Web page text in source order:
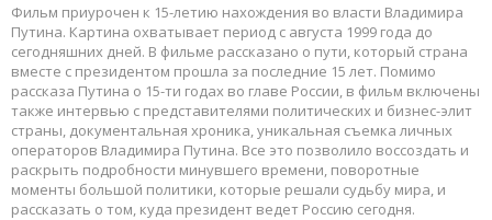
Фильм приурочен к 15-летию нахождения во власти Владимира
Путина. Картина охватывает период с августа 1999 года до
сегодняшних дней. В фильме рассказано о пути, который страна
вместе с президентом прошла за последние 15 лет. Помимо
рассказа Путина о 15-ти годах во главе России, в фильм включены
также интервью с представителями политических и бизнес-элит
страны, документальная хроника, уникальная съемка личных
операторов Владимира Путина. Все это позволило воссоздать и
раскрыть подробности минувшего времени, поворотные
моменты большой политики, которые решали судьбу мира, и
рассказать о том, куда президент ведет Россию сегодня.